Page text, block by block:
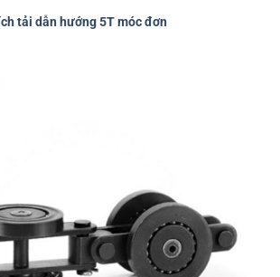
tải dẫn hướng 5T móc đơn